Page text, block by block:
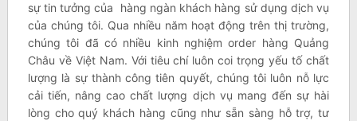
sự tin tưởng của hàng ngàn khách hàng sử dụng dịch vụ
của chúng tôi. Qua nhiều năm hoạt động trên thị trường,
chúng tôi đã có nhiều kinh nghiệm order hàng Quảng
Châu về Việt Nam. Với tiêu chí luôn coi trọng yếu tố chất
lượng là sự thành công tiên quyết, chúng tôi luôn nỗ lực
cải tiến, nâng cao chất lượng dịch vụ mang đến sự hài
lòng cho quý khách hàng cũng như sẵn sàng hỗ trợ, tư